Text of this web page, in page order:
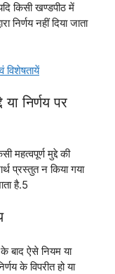
किसी खण्डपीठ में
निर्णय नहीं दिया जाता
विशेषतायें
निर्णय पर
महत्वपूर्ण मुद्दे की
प्रस्तुत न किया गया
है.5
के बाद ऐसे नियम या
के विपरीत हो या